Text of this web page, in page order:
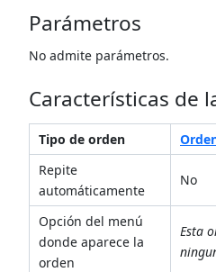
Parámetros
No admite parámetros.
Características de
Tipo de orden
Repite
automáticamente
No
Opción del menú
donde aparece la
orden
Esta